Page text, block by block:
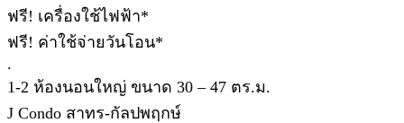
ฟรี! เครื่องใช้ไฟฟ้า*
ฟรี! ค่าใช้จ่ายวันโอน*
.
1-2 ห้องนอนใหญ่ ขนาด 30 – 47 ตร.ม.
J Condo สาทร-กัลปพฤกษ์